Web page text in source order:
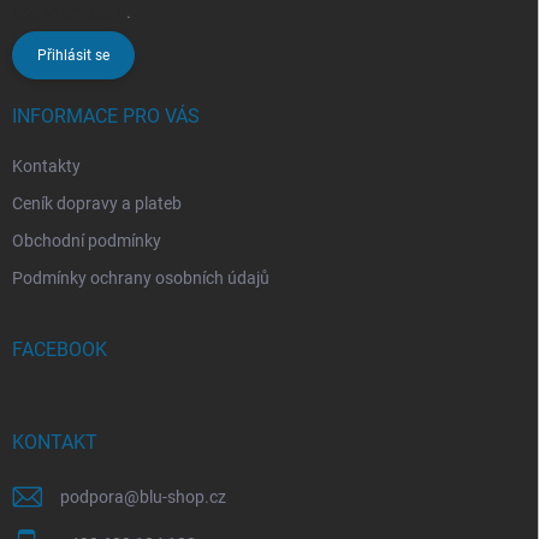
.
Přihlásit se
INFORMACE PRO VÁS
Kontakty
Ceník dopravy a plateb
Obchodní podmínky
Podmínky ochrany osobních údajů
FACEBOOK
KONTAKT
podpora@blu-shop.cz